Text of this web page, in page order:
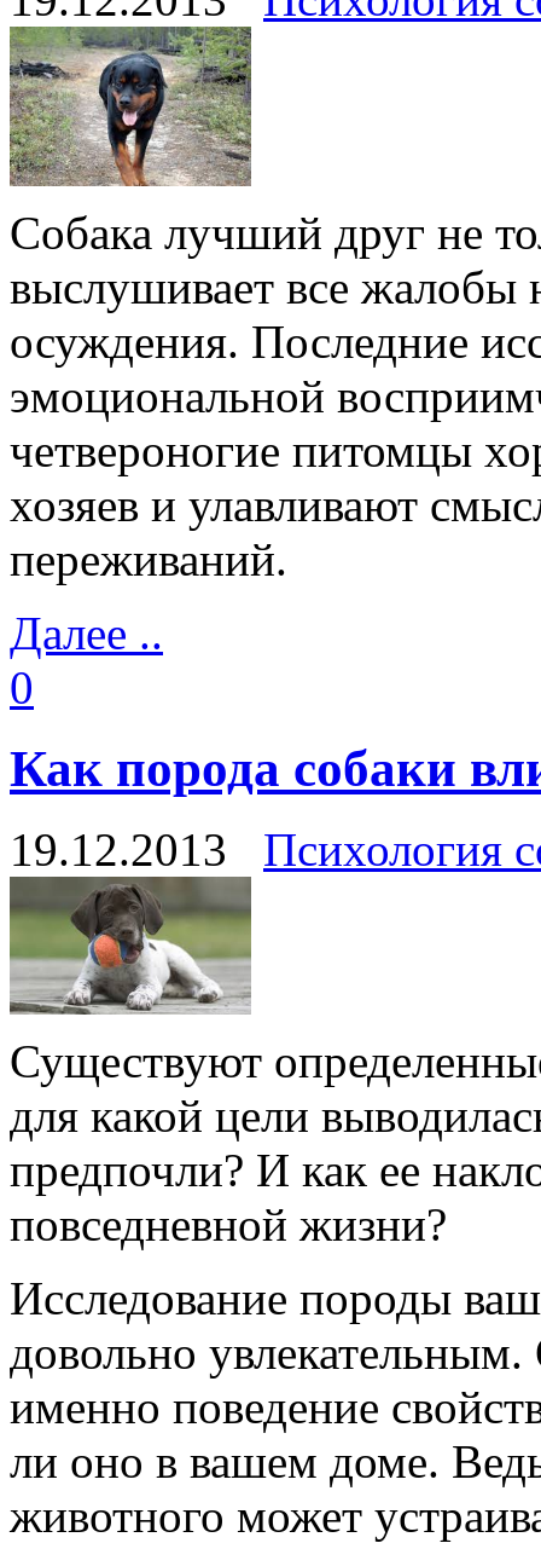
Собака лучший друг не
выслушивает все жалобы
осуждения. Последние
эмоциональной
четвероногие питомцы
хозяев и улавливают
переживаний.
Далее ..
0
Как порода собаки
19.12.2013 Психология
Существуют
для какой цели
предпочли? И как ее
повседневной жизни?
Исследование породы
довольно
именно поведение
ли оно в вашем доме.
животного может